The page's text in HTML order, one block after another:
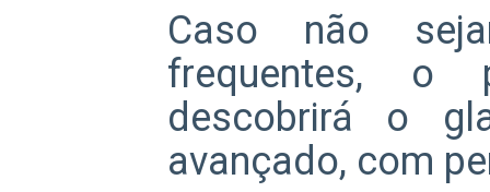
Caso não
frequentes, o
descobrirá o
avançado, com